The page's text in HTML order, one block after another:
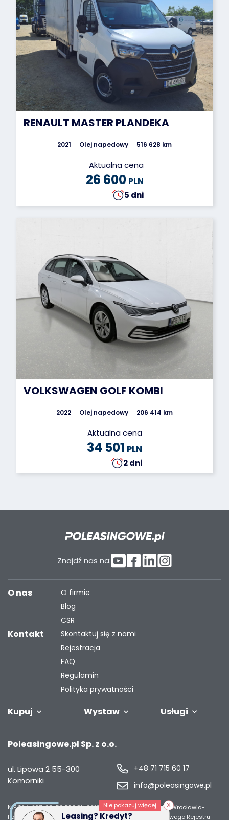
RENAULT MASTER PLANDEKA
2021 Olej napedowy 516 628 km
Aktualna cena
26 600 PLN
5 dni
VOLKSWAGEN GOLF KOMBI
2022 Olej napedowy 206 414 km
Aktualna cena
34 501 PLN
2 dni
Nie pokazuj więcej
Leasing? Kredyt?
Znajdź nas na:
Kupuj
przyczepy
Wystaw
Twoją flotę
Usługi
O nas
O firmie
Blog
CSR
Kontakt
Skontaktuj się z nami
Rejestracja
FAQ
Regulamin
Polityka prywatności
Poleasingowe.pl Sp. z o.o.
ul. Lipowa 2 55-300
Komorniki
+48 71 715 60 17
info@poleasingowe.pl
NIP 894-297-65-50REGON 021014968Sąd Rejonowy dla Wrocławia-
Fabrycznej we Wrocławiu, IX Wydział Gospodarczy Krajowego Rejestru